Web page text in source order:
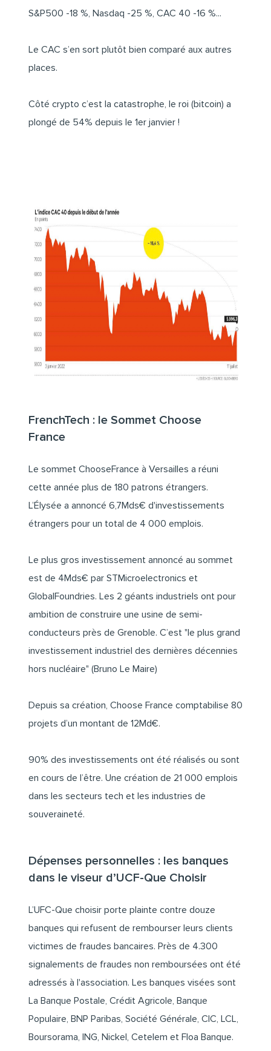
S&P500 -18 %, Nasdaq -25 %, CAC 40 -16 %...
Le CAC s’en sort plutôt bien comparé aux autres
places.
Côté crypto c’est la catastrophe, le roi (bitcoin) a
plongé de 54% depuis le 1er janvier !
FrenchTech : le Sommet Choose
France
Le sommet ChooseFrance à Versailles a réuni
cette année plus de 180 patrons étrangers.
L’Élysée a annoncé 6,7Mds€ d'investissements
étrangers pour un total de 4 000 emplois.
Le plus gros investissement annoncé au sommet
est de 4Mds€ par STMicroelectronics et
GlobalFoundries. Les 2 géants industriels ont pour
ambition de construire une usine de semi-
conducteurs près de Grenoble. C’est "le plus grand
investissement industriel des dernières décennies
hors nucléaire" (Bruno Le Maire)
Depuis sa création, Choose France comptabilise 80
projets d’un montant de 12Md€.
90% des investissements ont été réalisés ou sont
en cours de l’être. Une création de 21 000 emplois
dans les secteurs tech et les industries de
souveraineté.
Dépenses personnelles : les banques
dans le viseur d’UCF-Que Choisir
L’UFC-Que choisir porte plainte contre douze
banques qui refusent de rembourser leurs clients
victimes de fraudes bancaires. Près de 4.300
signalements de fraudes non remboursées ont été
adressés à l'association. Les banques visées sont
La Banque Postale, Crédit Agricole, Banque
Populaire, BNP Paribas, Société Générale, CIC, LCL,
Boursorama, ING, Nickel, Cetelem et Floa Banque.